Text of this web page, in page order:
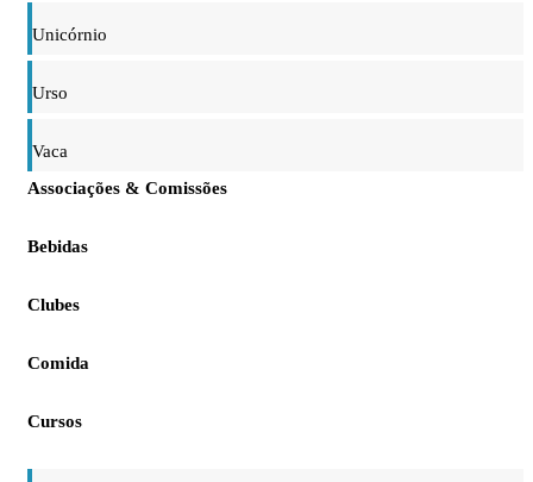
Unicórnio
Urso
Vaca
Associações & Comissões
Bebidas
Clubes
Comida
Cursos